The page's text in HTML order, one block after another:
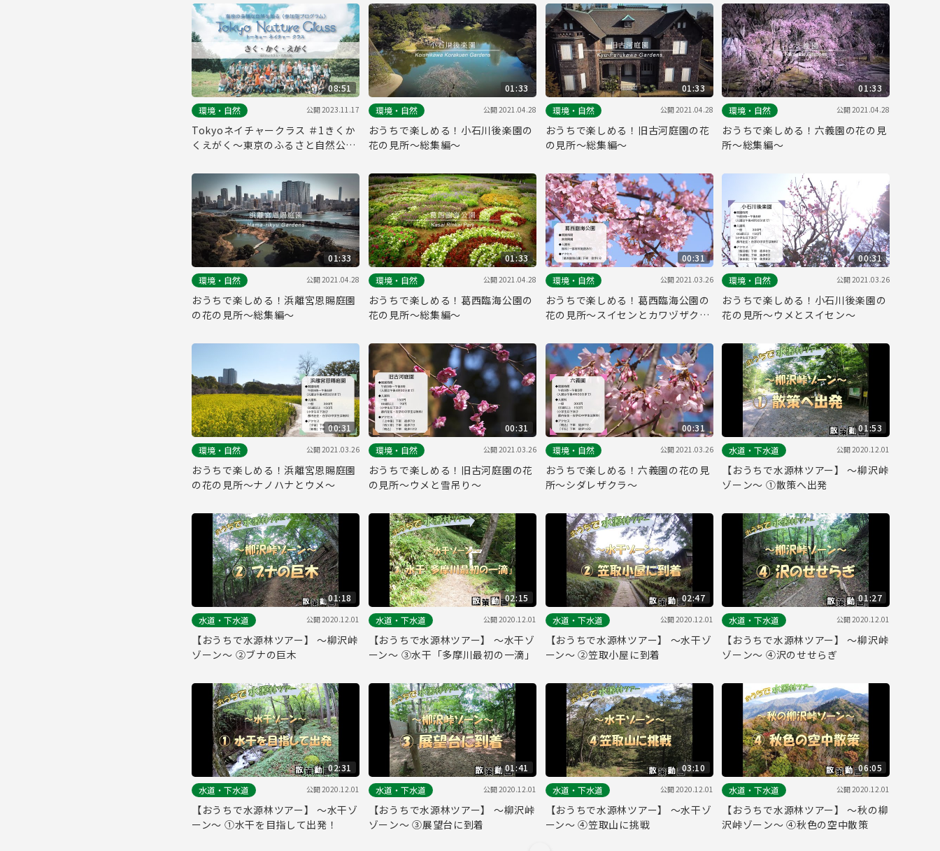
08:51
環境・自然
公開 2023.11.17
Tokyoネイチャークラス ＃1きくか
くえがく～東京のふるさと自然公園
01:33
環境・自然
公開 2021.04.28
おうちで楽しめる！小石川後楽園の
花の見所～総集編～
01:33
環境・自然
公開 2021.04.28
おうちで楽しめる！旧古河庭園の花
の見所～総集編～
01:33
環境・自然
公開 2021.04.28
おうちで楽しめる！六義園の花の見
所～総集編～
01:33
環境・自然
公開 2021.04.28
おうちで楽しめる！浜離宮恩賜庭園
の花の見所～総集編～
01:33
環境・自然
公開 2021.04.28
おうちで楽しめる！葛西臨海公園の
花の見所～総集編～
00:31
環境・自然
公開 2021.03.26
おうちで楽しめる！葛西臨海公園の
花の見所～スイセンとカワヅザクラ
00:31
環境・自然
公開 2021.03.26
おうちで楽しめる！小石川後楽園の
花の見所～ウメとスイセン～
00:31
環境・自然
公開 2021.03.26
おうちで楽しめる！浜離宮恩賜庭園
の花の見所～ナノハナとウメ～
00:31
環境・自然
公開 2021.03.26
おうちで楽しめる！旧古河庭園の花
の見所～ウメと雪吊り～
00:31
環境・自然
公開 2021.03.26
おうちで楽しめる！六義園の花の見
所～シダレザクラ～
01:53
水道・下水道
公開 2020.12.01
【おうちで水源林ツアー】 ～柳沢峠
ゾーン～ ①散策へ出発
01:18
水道・下水道
公開 2020.12.01
【おうちで水源林ツアー】 ～柳沢峠
ゾーン～ ②ブナの巨木
02:15
水道・下水道
公開 2020.12.01
【おうちで水源林ツアー】 ～水干ゾ
ーン～ ③水干「多摩川最初の一滴」
02:47
水道・下水道
公開 2020.12.01
【おうちで水源林ツアー】 ～水干ゾ
ーン～ ②笠取小屋に到着
01:27
水道・下水道
公開 2020.12.01
【おうちで水源林ツアー】 ～柳沢峠
ゾーン～ ④沢のせせらぎ
02:31
水道・下水道
公開 2020.12.01
【おうちで水源林ツアー】 ～水干ゾ
ーン～ ①水干を目指して出発！
01:41
水道・下水道
公開 2020.12.01
【おうちで水源林ツアー】 ～柳沢峠
ゾーン～ ③展望台に到着
03:10
水道・下水道
公開 2020.12.01
【おうちで水源林ツアー】 ～水干ゾ
ーン～ ④笠取山に挑戦
06:05
水道・下水道
公開 2020.12.01
【おうちで水源林ツアー】 ～秋の柳
沢峠ゾーン～ ④秋色の空中散策